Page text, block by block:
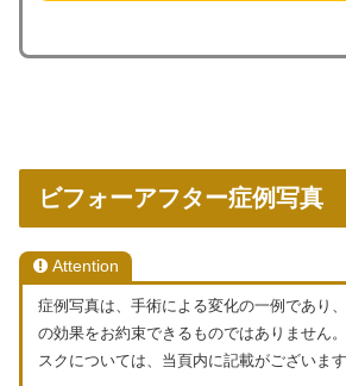
ビフォーアフター症例写真
Attention
症例写真は、手術による変化の一例であり
の効果をお約束できるものではありません
スクについては、当頁内に記載がございま